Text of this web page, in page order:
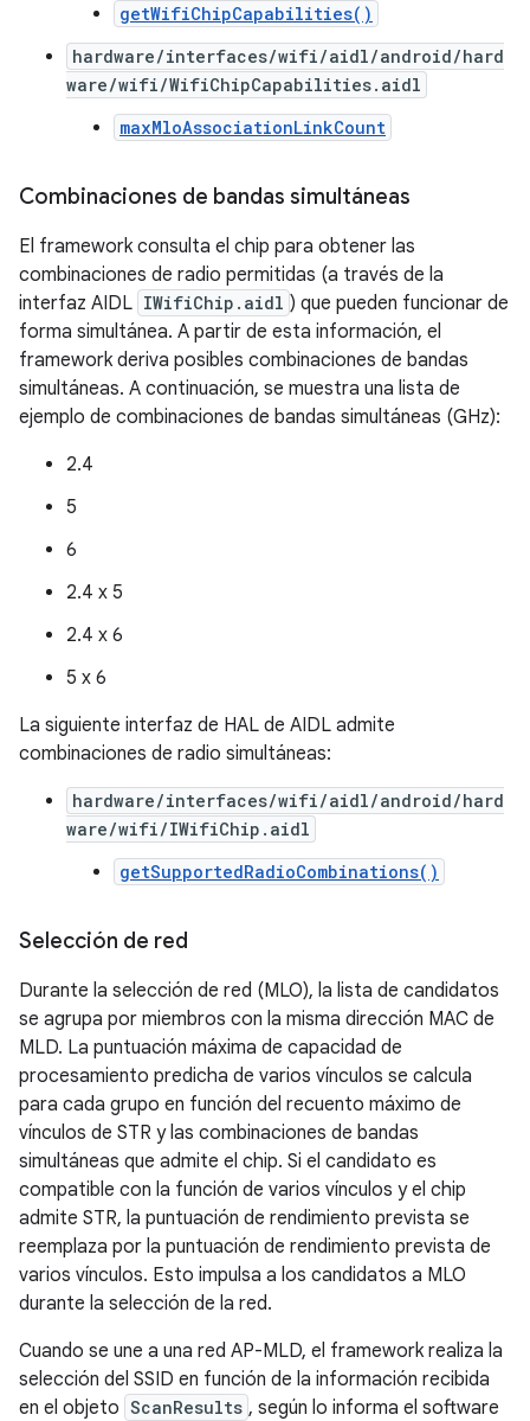
getWifiChipCapabilities()
hardware/interfaces/wifi/aidl/android/hard
ware/wifi/WifiChipCapabilities.aidl
maxMloAssociationLinkCount
Combinaciones de bandas simultáneas
El framework consulta el chip para obtener las
combinaciones de radio permitidas (a través de la
interfaz AIDL IWifiChip.aidl ) que pueden funcionar de
forma simultánea. A partir de esta información, el
framework deriva posibles combinaciones de bandas
simultáneas. A continuación, se muestra una lista de
ejemplo de combinaciones de bandas simultáneas (GHz):
2.4
5
6
2.4 x 5
2.4 x 6
5 x 6
La siguiente interfaz de HAL de AIDL admite
combinaciones de radio simultáneas:
hardware/interfaces/wifi/aidl/android/hard
ware/wifi/IWifiChip.aidl
getSupportedRadioCombinations()
Selección de red
Durante la selección de red (MLO), la lista de candidatos
se agrupa por miembros con la misma dirección MAC de
MLD. La puntuación máxima de capacidad de
procesamiento predicha de varios vínculos se calcula
para cada grupo en función del recuento máximo de
vínculos de STR y las combinaciones de bandas
simultáneas que admite el chip. Si el candidato es
compatible con la función de varios vínculos y el chip
admite STR, la puntuación de rendimiento prevista se
reemplaza por la puntuación de rendimiento prevista de
varios vínculos. Esto impulsa a los candidatos a MLO
durante la selección de la red.
Cuando se une a una red AP-MLD, el framework realiza la
selección del SSID en función de la información recibida
en el objeto ScanResults , según lo informa el software